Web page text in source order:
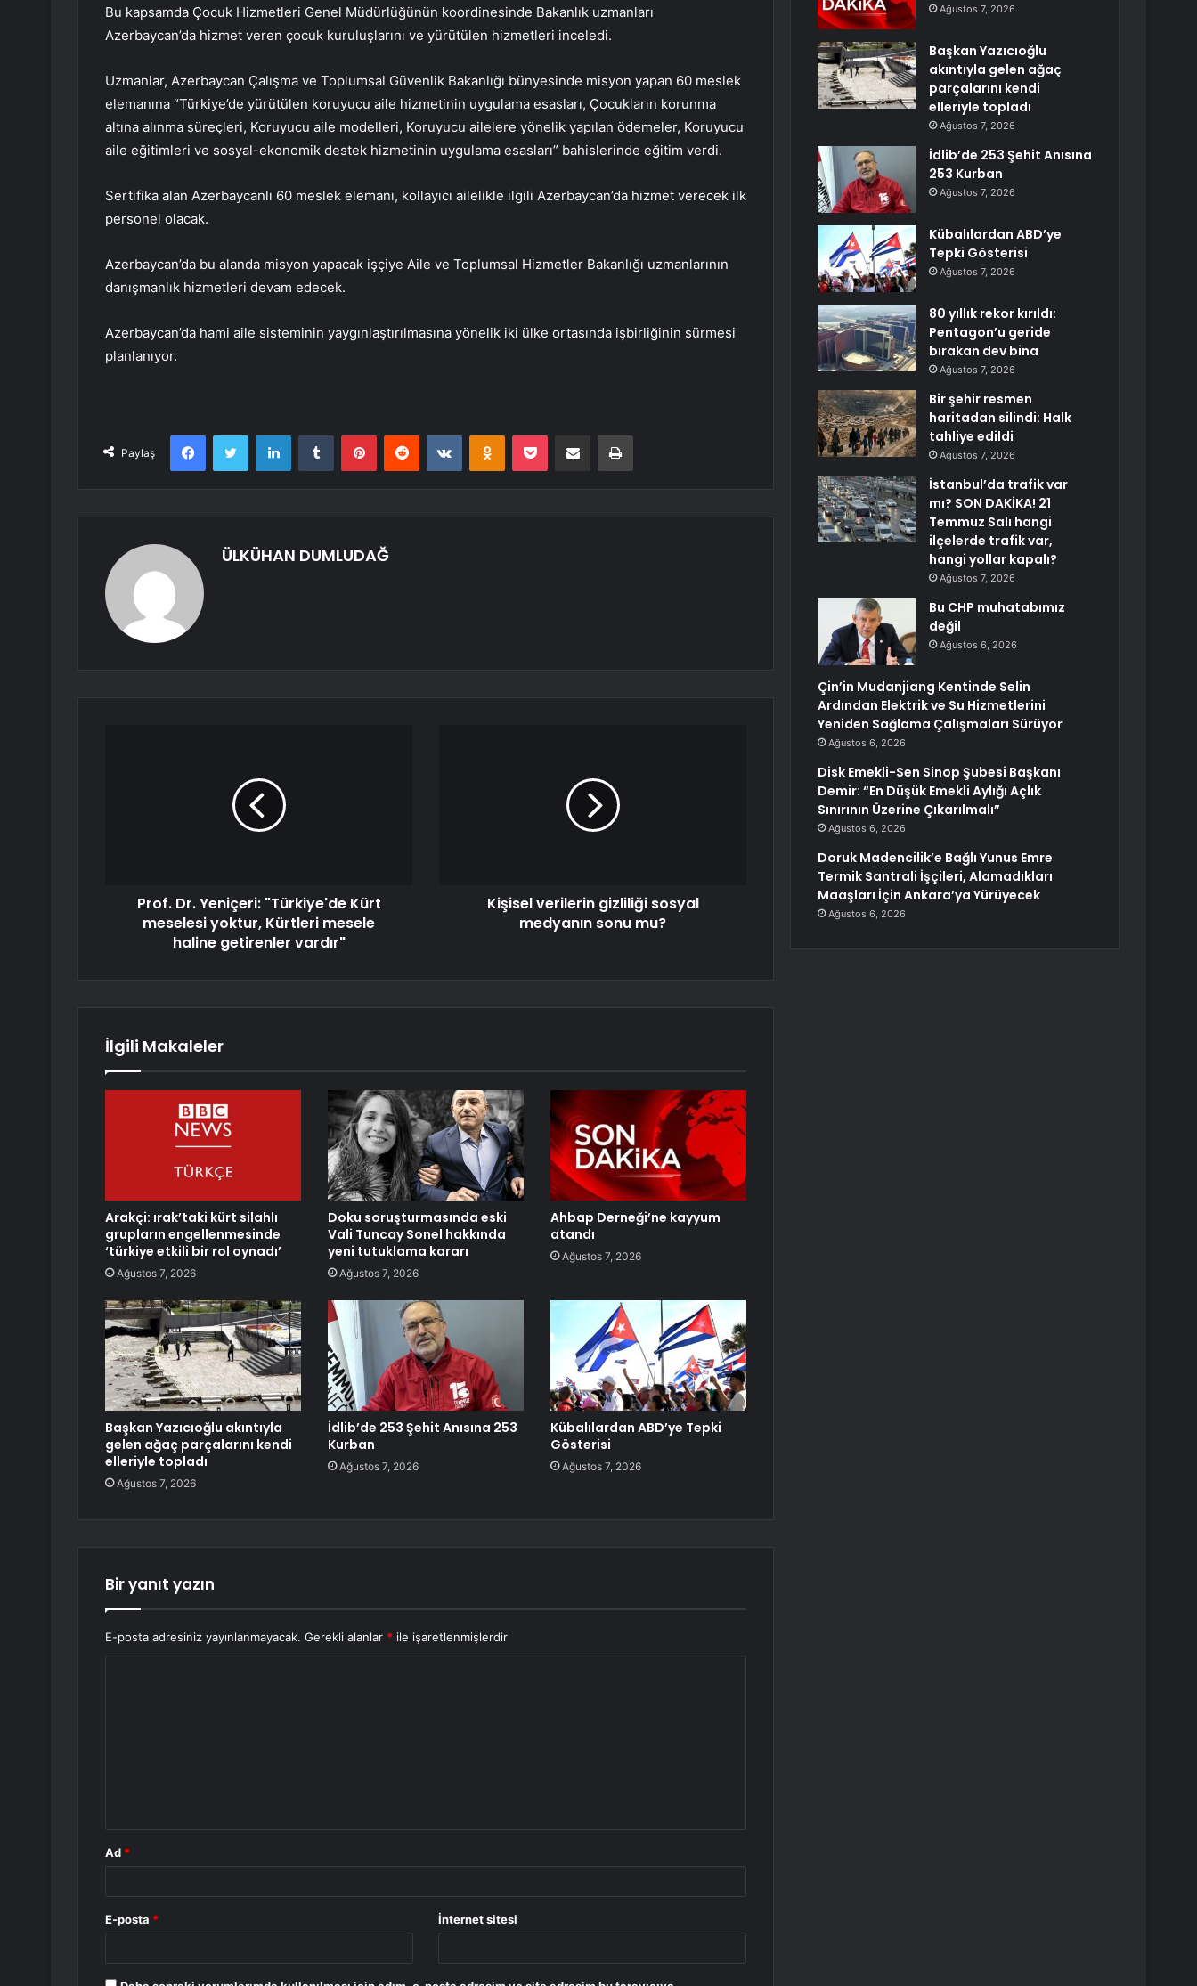
Bu kapsamda Çocuk Hizmetleri Genel Müdürlüğünün koordinesinde Bakanlık uzmanları
Azerbaycan’da hizmet veren çocuk kuruluşlarını ve yürütülen hizmetleri inceledi.
Uzmanlar, Azerbaycan Çalışma ve Toplumsal Güvenlik Bakanlığı bünyesinde misyon yapan 60 meslek
elemanına “Türkiye’de yürütülen koruyucu aile hizmetinin uygulama esasları, Çocukların korunma
altına alınma süreçleri, Koruyucu aile modelleri, Koruyucu ailelere yönelik yapılan ödemeler, Koruyucu
aile eğitimleri ve sosyal-ekonomik destek hizmetinin uygulama esasları” bahislerinde eğitim verdi.
Sertifika alan Azerbaycanlı 60 meslek elemanı, kollayıcı ailelikle ilgili Azerbaycan’da hizmet verecek ilk
personel olacak.
Azerbaycan’da bu alanda misyon yapacak işçiye Aile ve Toplumsal Hizmetler Bakanlığı uzmanlarının
danışmanlık hizmetleri devam edecek.
Azerbaycan’da hami aile sisteminin yaygınlaştırılmasına yönelik iki ülke ortasında işbirliğinin sürmesi
planlanıyor.
Paylaş
FacebookTwitter LinkedInTumblr PinterestReddit VKontakteOdnoklassniki
Pocket E-Posta ile paylaş Yazdır
ÜLKÜHAN DUMLUDAĞ
Prof. Dr. Yeniçeri: "Türkiye'de Kürt
meselesi yoktur, Kürtleri mesele
haline getirenler vardır"
Kişisel verilerin gizliliği sosyal
medyanın sonu mu?
İlgili Makaleler
Arakçi: ırak’taki kürt silahlı
grupların engellenmesinde
‘türkiye etkili bir rol oynadı’
Ağustos 7, 2026
Doku soruşturmasında eski
Vali Tuncay Sonel hakkında
yeni tutuklama kararı
Ağustos 7, 2026
Ahbap Derneği’ne kayyum
atandı
Ağustos 7, 2026
Başkan Yazıcıoğlu akıntıyla
gelen ağaç parçalarını kendi
elleriyle topladı
Ağustos 7, 2026
İdlib’de 253 Şehit Anısına 253
Kurban
Ağustos 7, 2026
Kübalılardan ABD’ye Tepki
Gösterisi
Ağustos 7, 2026
Bir yanıt yazın
E-posta adresiniz yayınlanmayacak. Gerekli alanlar * ile işaretlenmişlerdir
Ad *
E-posta * İnternet sitesi
Ağustos 7, 2026
Başkan Yazıcıoğlu
akıntıyla gelen ağaç
parçalarını kendi
elleriyle topladı
Ağustos 7, 2026
İdlib’de 253 Şehit Anısına
253 Kurban
Ağustos 7, 2026
Kübalılardan ABD’ye
Tepki Gösterisi
Ağustos 7, 2026
80 yıllık rekor kırıldı:
Pentagon’u geride
bırakan dev bina
Ağustos 7, 2026
Bir şehir resmen
haritadan silindi: Halk
tahliye edildi
Ağustos 7, 2026
İstanbul’da trafik var
mı? SON DAKİKA! 21
Temmuz Salı hangi
ilçelerde trafik var,
hangi yollar kapalı?
Ağustos 7, 2026
Bu CHP muhatabımız
değil
Ağustos 6, 2026
Çin’in Mudanjiang Kentinde Selin
Ardından Elektrik ve Su Hizmetlerini
Yeniden Sağlama Çalışmaları Sürüyor
Ağustos 6, 2026
Disk Emekli-Sen Sinop Şubesi Başkanı
Demir: “En Düşük Emekli Aylığı Açlık
Sınırının Üzerine Çıkarılmalı”
Ağustos 6, 2026
Doruk Madencilik’e Bağlı Yunus Emre
Termik Santrali İşçileri, Alamadıkları
Maaşları İçin Ankara’ya Yürüyecek
Ağustos 6, 2026